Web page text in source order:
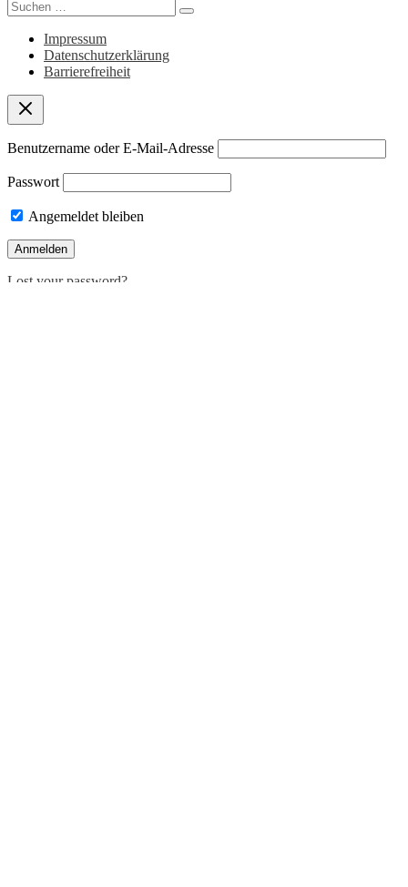
Search
for:
Impressum
Datenschutzerklärung
Barrierefreiheit
Benutzername oder E-Mail-Adresse
Passwort
Angemeldet bleiben
Lost your password?